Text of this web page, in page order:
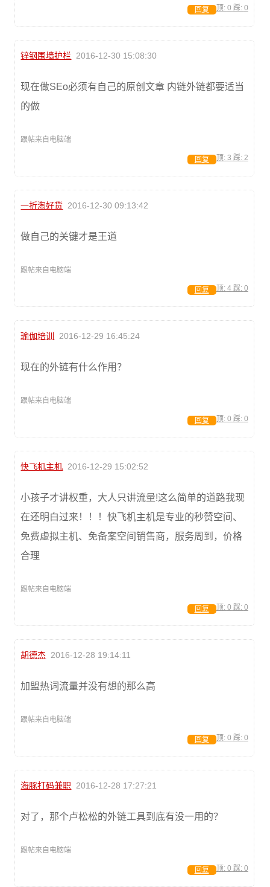
顶: 0 踩: 0
回复
锌钢围墙护栏 2016-12-30 15:08:30
现在做SEo必须有自己的原创文章 内链外链都要适当
的做
跟帖来自电脑端
顶: 3 踩: 2
回复
一折淘好货 2016-12-30 09:13:42
做自己的关键才是王道
跟帖来自电脑端
顶: 4 踩: 0
回复
瑜伽培训 2016-12-29 16:45:24
现在的外链有什么作用？
跟帖来自电脑端
顶: 0 踩: 0
回复
快飞机主机 2016-12-29 15:02:52
小孩子才讲权重，大人只讲流量!这么简单的道路我现
在还明白过来！！！快飞机主机是专业的秒赞空间、
免费虚拟主机、免备案空间销售商，服务周到，价格
合理
跟帖来自电脑端
顶: 0 踩: 0
回复
胡德杰 2016-12-28 19:14:11
加盟热词流量并没有想的那么高
跟帖来自电脑端
顶: 0 踩: 0
回复
海豚打码兼职 2016-12-28 17:27:21
对了，那个卢松松的外链工具到底有没一用的？
跟帖来自电脑端
顶: 0 踩: 0
回复